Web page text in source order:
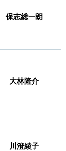
保志総一朗
大林隆介
川澄綾子